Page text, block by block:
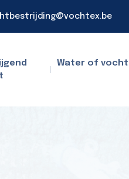
Water of vocht